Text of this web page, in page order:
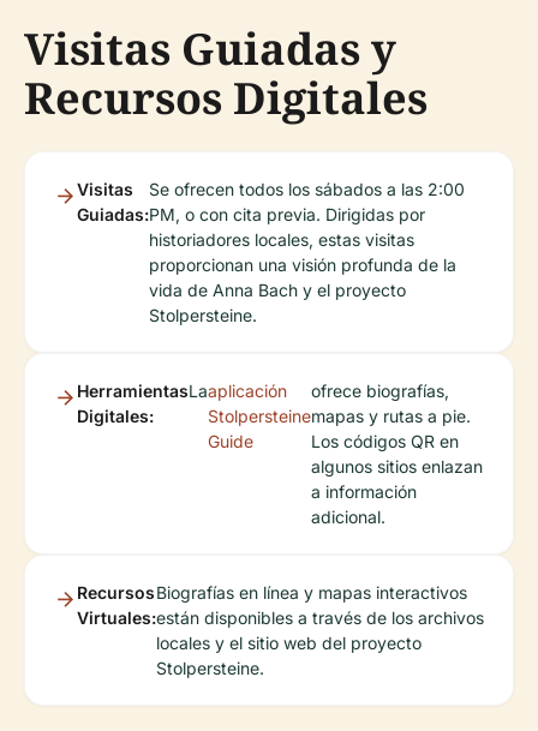
Visitas Guiadas y
Recursos Digitales
Visitas
Guiadas:
Se ofrecen todos los sábados a las 2:00
PM, o con cita previa. Dirigidas por
historiadores locales, estas visitas
proporcionan una visión profunda de la
vida de Anna Bach y el proyecto
Stolpersteine.
Herramientas
Digitales:
Laaplicación
Stolpersteine
Guide
ofrece biografías,
mapas y rutas a pie.
Los códigos QR en
algunos sitios enlazan
a información
adicional.
Recursos
Virtuales:
Biografías en línea y mapas interactivos
están disponibles a través de los archivos
locales y el sitio web del proyecto
Stolpersteine.